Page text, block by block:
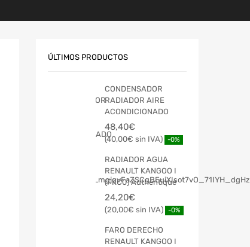
ÚLTIMOS PRODUCTOS
CONDENSADOR
RADIADOR AIRE
ACONDICIONADO
48,40€
40,00€ -0%
RADIADOR AGUA
RENAULT KANGOO I
(FKC0) Authentique
24,20€
20,00€ -0%
FARO DERECHO
RENAULT KANGOO I